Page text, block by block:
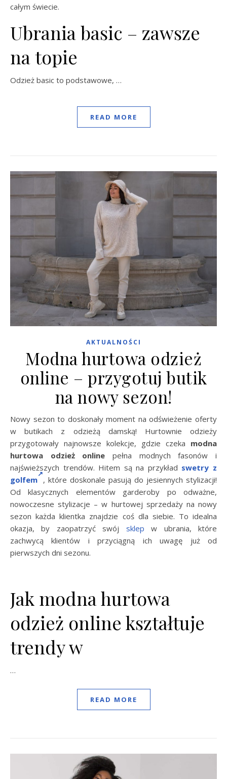
całym świecie.
Ubrania basic – zawsze
na topie
Odzież basic to podstawowe, …
READ MORE
AKTUALNOŚCI
Modna hurtowa odzież
online – przygotuj butik
na nowy sezon!
Nowy sezon to doskonały moment na odświeżenie oferty
w butikach z odzieżą damską! Hurtownie odzieży
przygotowały najnowsze kolekcje, gdzie czeka modna
hurtowa odzież online pełna modnych fasonów i
najświeższych trendów. Hitem są na przykład swetry z
golfem , które doskonale pasują do jesiennych stylizacji!
Od klasycznych elementów garderoby po odważne,
nowoczesne stylizacje – w hurtowej sprzedaży na nowy
sezon każda klientka znajdzie coś dla siebie. To idealna
okazja, by zaopatrzyć swój sklep w ubrania, które
zachwycą klientów i przyciągną ich uwagę już od
pierwszych dni sezonu.
Jak modna hurtowa
odzież online kształtuje
trendy w
…
READ MORE